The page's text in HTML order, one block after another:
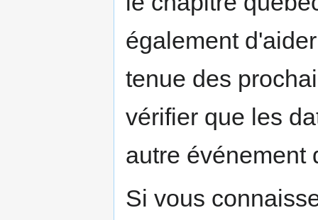
également
tenue des
vérifier que les
autre événement
Si vous